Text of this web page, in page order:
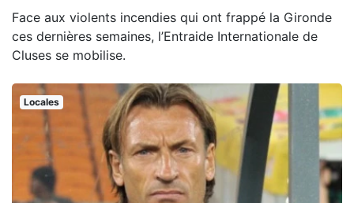
Face aux violents incendies qui ont frappé la Gironde
ces dernières semaines, l’Entraide Internationale de
Cluses se mobilise.
Locales